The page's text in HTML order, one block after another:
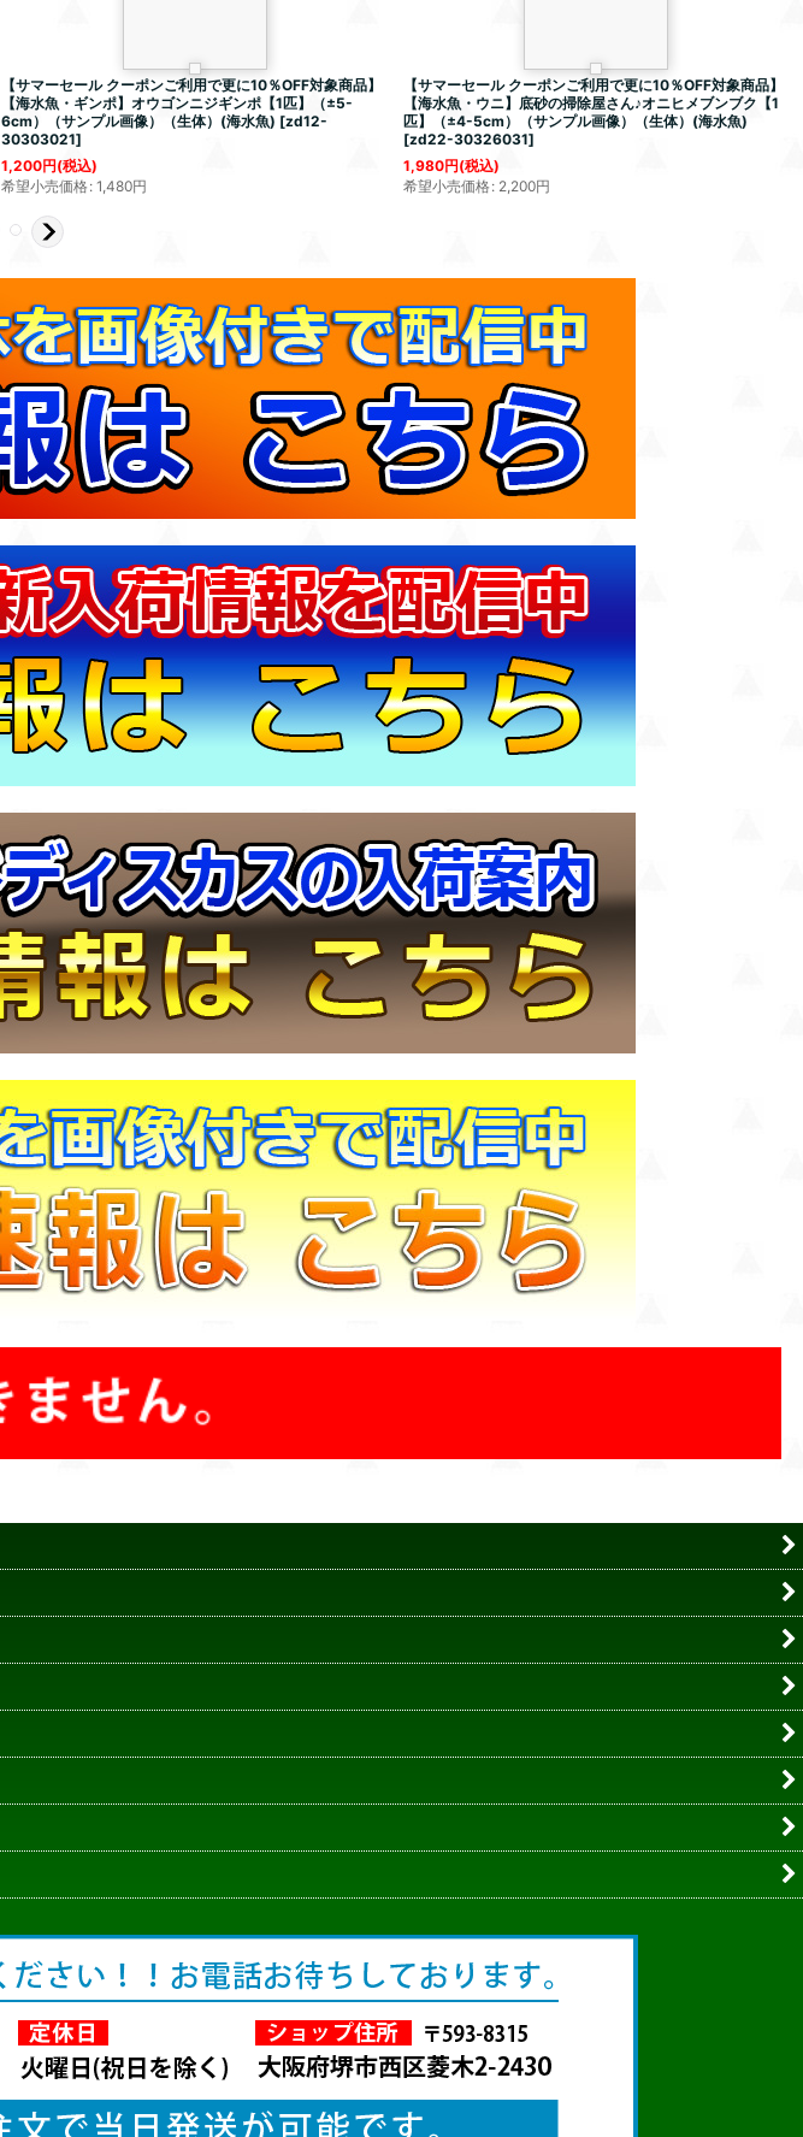
【サマーセール クーポンご利用で更に10％OFF対象商品】
【海水魚・ギンポ】オウゴンニジギンポ【1匹】（±5-
6cm）（サンプル画像）（生体）(海水魚) [zd12-
30303021]
1,200円(税込)
希望小売価格: 1,480円
【サマーセール クーポンご利用で更に10％OFF対象商品】
【海水魚・ウニ】底砂の掃除屋さん♪オニヒメブンブク【1
匹】（±4-5cm）（サンプル画像）（生体）(海水魚)
[zd22-30326031]
1,980円(税込)
希望小売価格: 2,200円